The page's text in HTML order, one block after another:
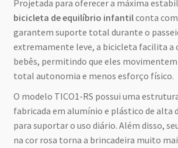
Projetada para oferecer a máxima
bicicleta de equilíbrio infantilconta com
garantem suporte total durante o
extremamente leve, a bicicleta facilita a
bebês, permitindo que eles
total autonomia e menos esforço físico.
O modelo TICO1-RS possui uma
fabricada em alumínio e plástico de alta
para suportar o uso diário. Além disso,
na cor rosa torna a brincadeira muito